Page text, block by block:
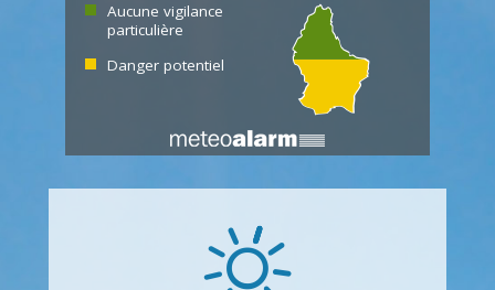
Aucune vigilance
particulière
Danger potentiel